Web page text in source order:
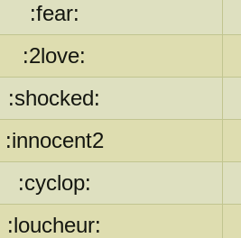
:fear:
:2love:
:shocked:
:innocent2
:cyclop:
:loucheur: